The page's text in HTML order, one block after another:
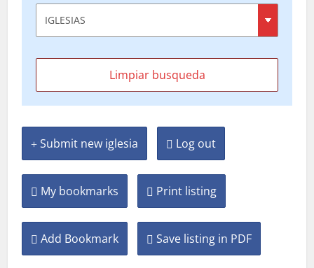
Submit new iglesia Log out
My bookmarks Print listing
Add Bookmark Save listing in PDF